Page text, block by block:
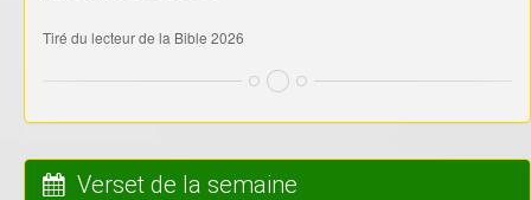
Tiré du lecteur de la Bible 2026
Verset de la semaine